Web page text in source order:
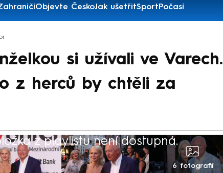
Objevte ČeskoJak ušetřitSportPočasí
si užívali ve Varech.
z herců by chtěli za
z playlistu není dostupná.
6 fotografií